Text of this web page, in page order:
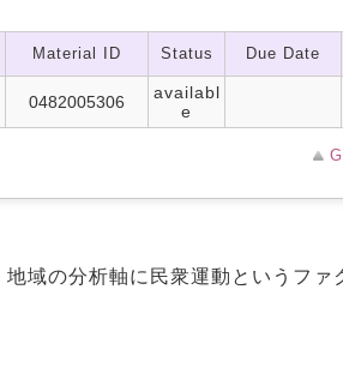
Material ID Status Due Date
0482005306
availabl
e
域の分析軸に民衆運動というファ